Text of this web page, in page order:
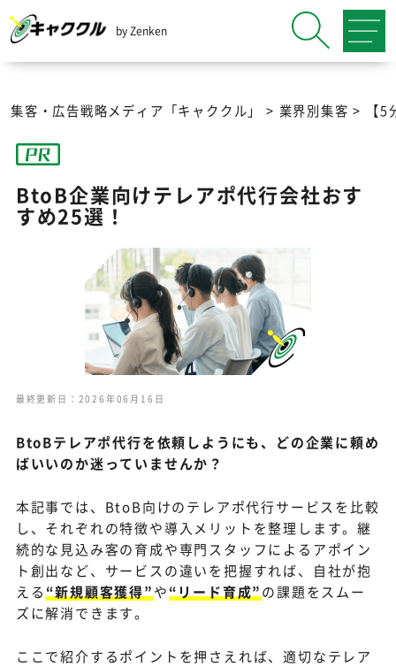
by Zenken
集客・広告戦略メディア「キャククル」 > 業界別集客 > 【
BtoB企業向けテレアポ代行会社おす
すめ25選！
最終更新日：2026年06月16日
BtoBテレアポ代行を依頼しようにも、どの企業に頼め
ばいいのか迷っていませんか？
本記事では、BtoB向けのテレアポ代行サービスを比較
し、それぞれの特徴や導入メリットを整理します。継
続的な見込み客の育成や専門スタッフによるアポイン
ト創出など、サービスの違いを把握すれば、自社が抱
える“新規顧客獲得”や“リード育成”の課題をスムー
ズに解消できます。
ここで紹介するポイントを押さえれば、適切なテレア